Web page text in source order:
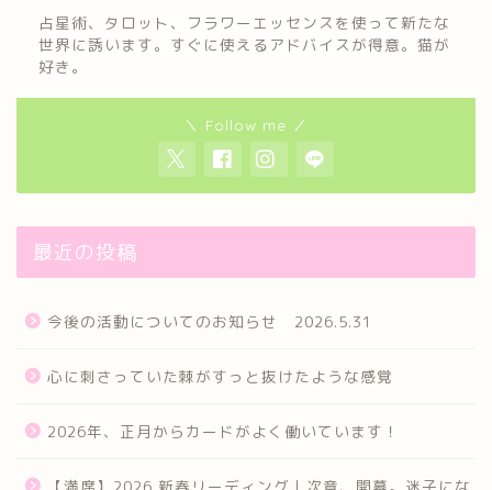
占星術、タロット、フラワーエッセンスを使って新たな
世界に誘います。すぐに使えるアドバイスが得意。猫が
好き。
＼ Follow me ／
最近の投稿
今後の活動についてのお知らせ 2026.5.31
心に刺さっていた棘がすっと抜けたような感覚
2026年、正月からカードがよく働いています！